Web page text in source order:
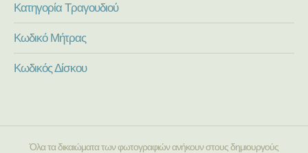
Κατηγορία Τραγουδιού
Κωδικό Μήτρας
Κωδικός Δίσκου
Όλα τα δικαιώματα των φωτογραφιών ανήκουν στους δημιουργούς